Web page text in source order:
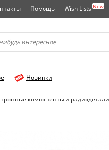
города..
Помощь Wish Lists New
Новинки
компоненты и радиодетали